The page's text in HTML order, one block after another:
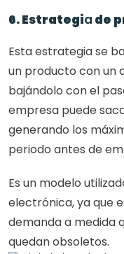
6. Estrategia de
Esta estrategia se
un producto con un
bajándolo con el
empresa puede
generando los
periodo antes de
Es un modelo
electrónica, ya que
demanda a medida
quedan obsoletos.